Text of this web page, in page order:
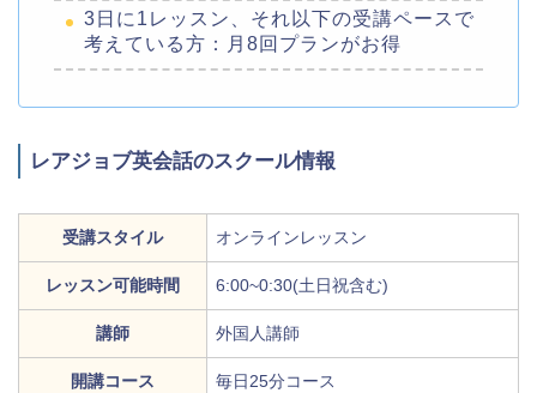
3日に1レッスン、それ以下の受講ペースで
考えている方：月8回プランがお得
レアジョブ英会話のスクール情報
受講スタイル オンラインレッスン
レッスン可能時間 6:00~0:30(土日祝含む)
講師 外国人講師
開講コース 毎日25分コース